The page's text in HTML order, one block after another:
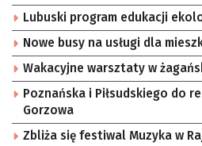
Lubuski program edukacji
Nowe busy na usługi dla
Wakacyjne warsztaty w
Poznańska i Piłsudskiego do
Gorzowa
Zbliża się festiwal Muzyka w